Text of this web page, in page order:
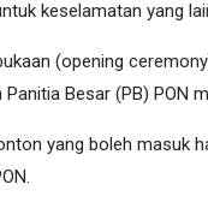
keselamatan yang
(opening
Besar (PB) PON
yang boleh masuk